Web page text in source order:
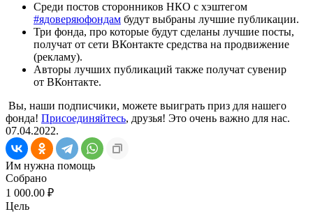
Среди постов сторонников НКО с хэштегом
#ядоверяюфондам будут выбраны лучшие публикации.
Три фонда, про которые будут сделаны лучшие посты,
получат от сети ВКонтакте средства на продвижение
(рекламу).
Авторы лучших публикаций также получат сувенир
от ВКонтакте.
Вы, наши подписчики, можете выиграть приз для нашего
фонда! Присоединяйтесь, друзья! Это очень важно для нас.
07.04.2022.
Им нужна помощь
Собрано
1 000.00 ₽
Цель